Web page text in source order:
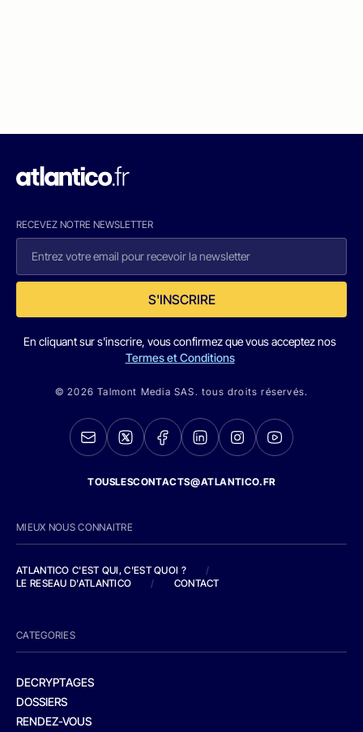
RECEVEZ NOTRE NEWSLETTER
S'INSCRIRE
En cliquant sur s'inscrire, vous confirmez que vous acceptez nos
Termes et Conditions
© 2026 Talmont Media SAS. tous droits réservés.
TOUSLESCONTACTS@ATLANTICO.FR
MIEUX NOUS CONNAITRE
ATLANTICO C'EST QUI, C'EST QUOI ?
/
LE RESEAU D'ATLANTICO
/ CONTACT
CATEGORIES
DECRYPTAGES
DOSSIERS
RENDEZ-VOUS